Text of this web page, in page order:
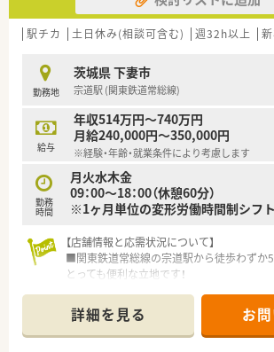
駅チカ 土日休み(相談可含む) 週32h以上
勤務地
茨城県 下妻市
宗道駅 (関東鉄道常総線)
給与
年収514万円～740万円
月給240,000円～350,000円
※経験・年齢・就業条件により考慮します
勤務
時間
月火水木金
09：00～18：00（休憩60分）
※1ヶ月単位の変形労働時間制シフ
【店舗情報と応需状況について】
■関東鉄道常総線の宗道駅から徒歩わずか5
とっても便利な立地です！
幅広い科目の処方箋を応需しています。
■薬剤師が患者様との対話に集中できるよ
事務が配置され業務を分担しています。
詳細を見る お